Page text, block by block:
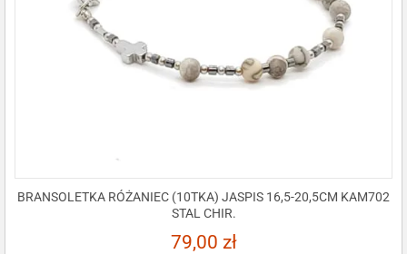
BRANSOLETKA RÓŻANIEC (10TKA) JASPIS 16,5-20,5CM KAM702
STAL CHIR.
79,00 zł